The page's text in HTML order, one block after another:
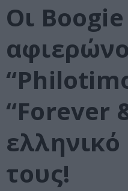
Οι
“Forever
ελληνικό
τους!